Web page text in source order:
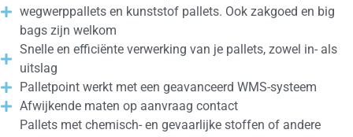
wegwerppallets en kunststof pallets. Ook zakgoed en big
bags zijn welkom
Snelle en efficiënte verwerking van je pallets, zowel in- als
uitslag
Palletpoint werkt met een geavanceerd WMS-systeem
Afwijkende maten op aanvraag contact
Pallets met chemisch- en gevaarlijke stoffen of andere